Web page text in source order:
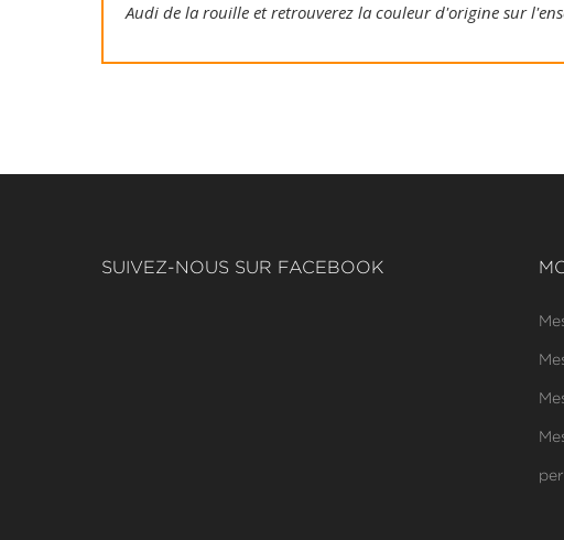
Audi de la rouille et retrouverez la couleur d'origine sur
SUIVEZ-NOUS SUR FACEBOOK